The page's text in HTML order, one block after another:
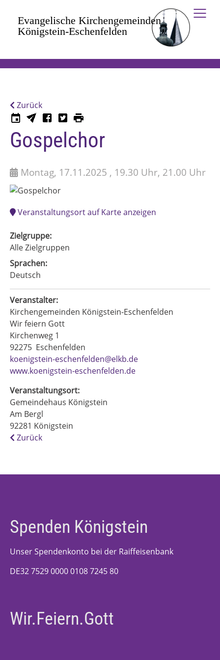
Zurück
Gospelchor
Montag, 17.11.2025 , 19.30 Uhr, 21.00 Uhr
Veranstaltungsort auf Karte anzeigen
Zielgruppe:
Alle Zielgruppen
Sprachen:
Deutsch
Veranstalter:
Kirchengemeinden Königstein-Eschenfelden
Wir feiern Gott
Kirchenweg 1
92275 Eschenfelden
koenigstein-eschenfelden@elkb.de
www.koenigstein-eschenfelden.de
Veranstaltungsort:
Gemeindehaus Königstein
Am Bergl
92281 Königstein
Zurück
Spenden Königstein
Unser Spendenkonto bei der Raiffeisenbank
DE32 7529 0000 0108 7245 80
Wir.Feiern.Gott